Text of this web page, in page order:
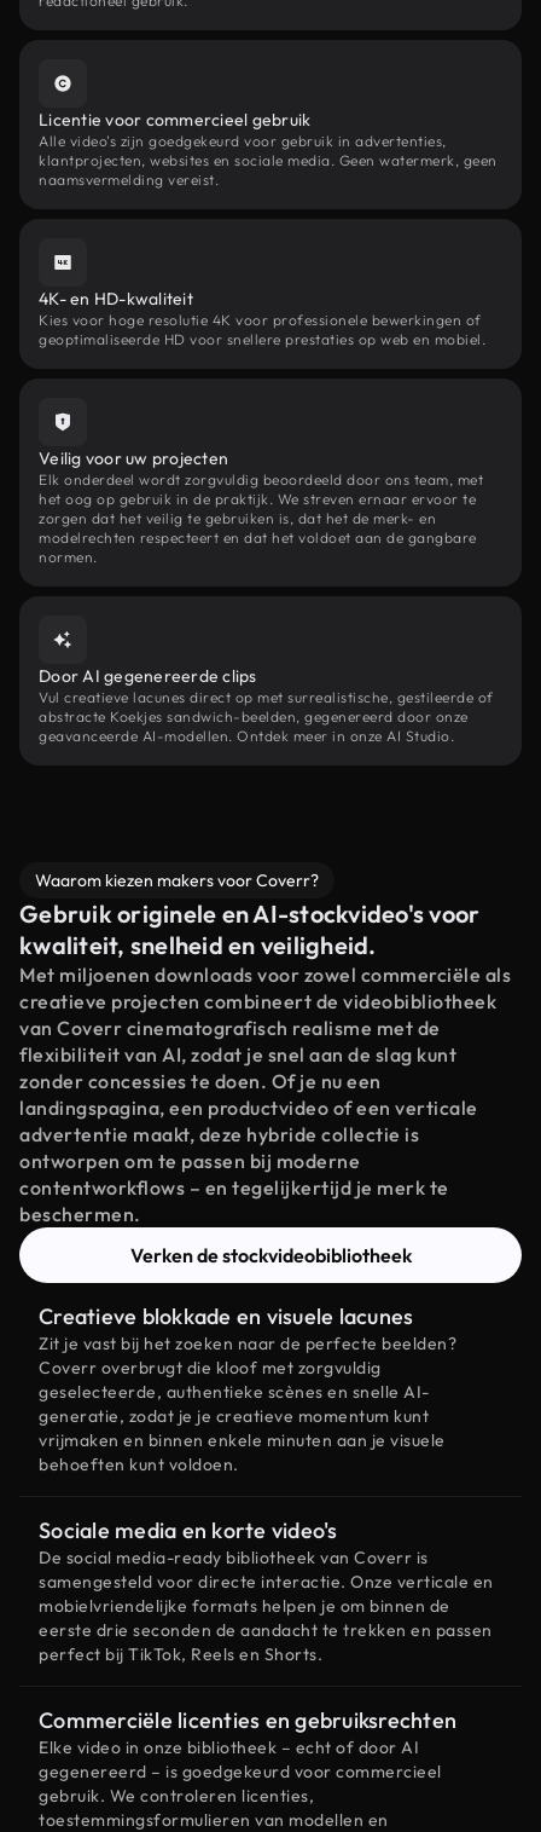
Licentie voor commercieel gebruik
Alle video's zijn goedgekeurd voor gebruik in advertenties,
klantprojecten, websites en sociale media. Geen watermerk, geen
naamsvermelding vereist.
4K- en HD-kwaliteit
Kies voor hoge resolutie 4K voor professionele bewerkingen of
geoptimaliseerde HD voor snellere prestaties op web en mobiel.
Veilig voor uw projecten
Elk onderdeel wordt zorgvuldig beoordeeld door ons team, met
het oog op gebruik in de praktijk. We streven ernaar ervoor te
zorgen dat het veilig te gebruiken is, dat het de merk- en
modelrechten respecteert en dat het voldoet aan de gangbare
normen.
Door AI gegenereerde clips
Vul creatieve lacunes direct op met surrealistische, gestileerde of
abstracte Koekjes sandwich-beelden, gegenereerd door onze
geavanceerde AI-modellen. Ontdek meer in onze AI Studio.
Waarom kiezen makers voor Coverr?
Gebruik originele en AI-stockvideo's voor
kwaliteit, snelheid en veiligheid.
Met miljoenen downloads voor zowel commerciële als
creatieve projecten combineert de videobibliotheek
van Coverr cinematografisch realisme met de
flexibiliteit van AI, zodat je snel aan de slag kunt
zonder concessies te doen. Of je nu een
landingspagina, een productvideo of een verticale
advertentie maakt, deze hybride collectie is
ontworpen om te passen bij moderne
contentworkflows – en tegelijkertijd je merk te
beschermen.
Verken de stockvideobibliotheek
Creatieve blokkade en visuele lacunes
Zit je vast bij het zoeken naar de perfecte beelden?
Coverr overbrugt die kloof met zorgvuldig
geselecteerde, authentieke scènes en snelle AI-
generatie, zodat je je creatieve momentum kunt
vrijmaken en binnen enkele minuten aan je visuele
behoeften kunt voldoen.
Sociale media en korte video's
De social media-ready bibliotheek van Coverr is
samengesteld voor directe interactie. Onze verticale en
mobielvriendelijke formats helpen je om binnen de
eerste drie seconden de aandacht te trekken en passen
perfect bij TikTok, Reels en Shorts.
Commerciële licenties en gebruiksrechten
Elke video in onze bibliotheek – echt of door AI
gegenereerd – is goedgekeurd voor commercieel
gebruik. We controleren licenties,
toestemmingsformulieren van modellen en